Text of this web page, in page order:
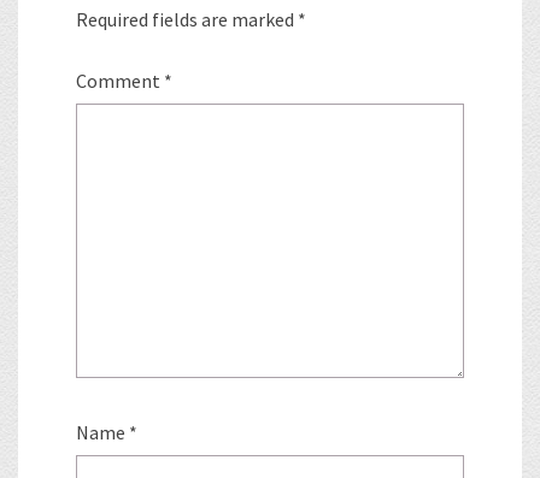
Required fields are marked *
Comment *
Name *